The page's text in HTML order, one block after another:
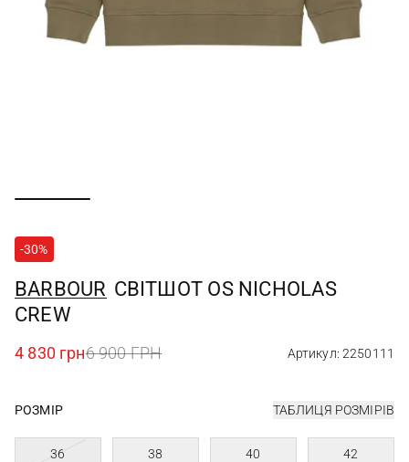
-30%
BARBOUR СВІТШОТ OS NICHOLAS
CREW
4 830 грн6 900 ГРН Артикул: 2250111
РОЗМІР ТАБЛИЦЯ РОЗМІРІВ
36 38 40 42